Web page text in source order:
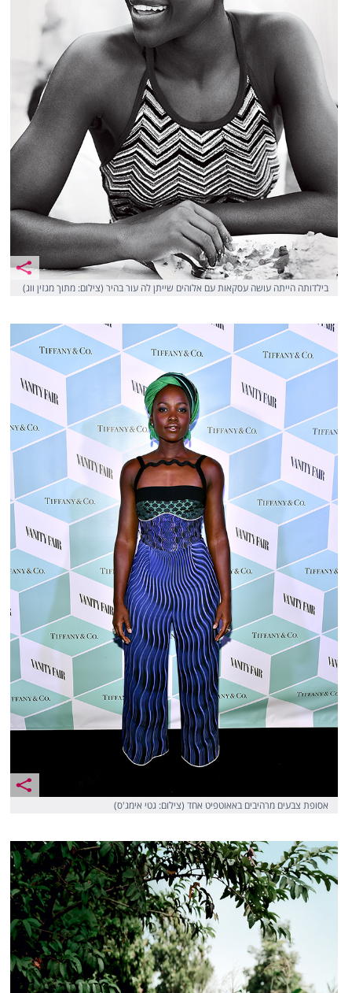
בילדותה הייתה עושה עסקאות עם אלוהים שייתן לה עור בהיר (צילום: מתוך מגזין ווג)
אסופת צבעים מרהיבים באאוטפיט אחד (צילום: גטי אימג'ס)